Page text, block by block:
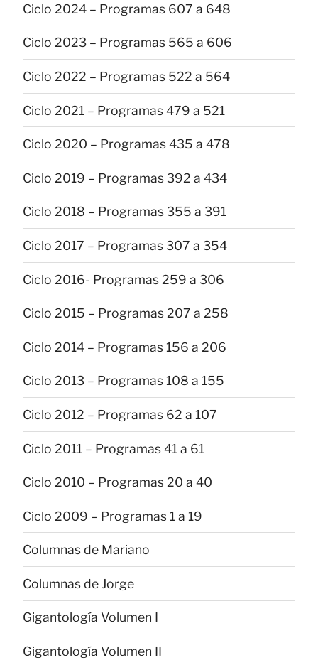
Ciclo 2024 – Programas 607 a 648
Ciclo 2023 – Programas 565 a 606
Ciclo 2022 – Programas 522 a 564
Ciclo 2021 – Programas 479 a 521
Ciclo 2020 – Programas 435 a 478
Ciclo 2019 – Programas 392 a 434
Ciclo 2018 – Programas 355 a 391
Ciclo 2017 – Programas 307 a 354
Ciclo 2016- Programas 259 a 306
Ciclo 2015 – Programas 207 a 258
Ciclo 2014 – Programas 156 a 206
Ciclo 2013 – Programas 108 a 155
Ciclo 2012 – Programas 62 a 107
Ciclo 2011 – Programas 41 a 61
Ciclo 2010 – Programas 20 a 40
Ciclo 2009 – Programas 1 a 19
Columnas de Mariano
Columnas de Jorge
Gigantología Volumen I
Gigantología Volumen II